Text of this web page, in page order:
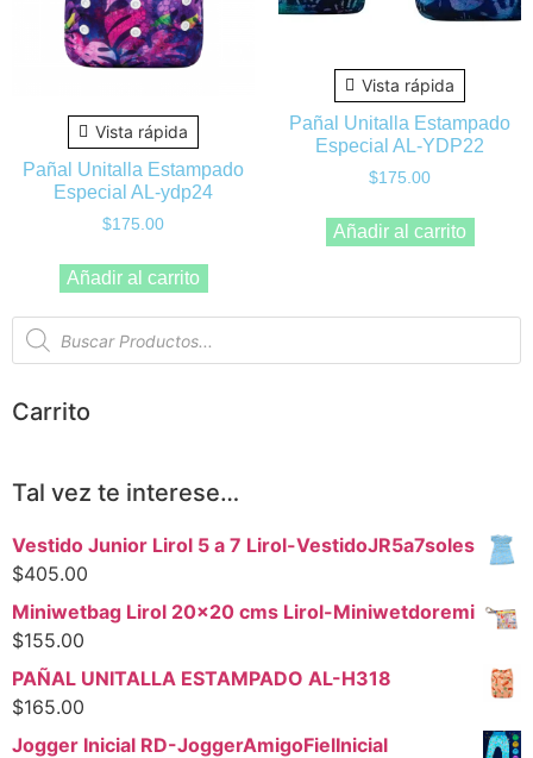
Vista rápida
Pañal Unitalla Estampado
Especial AL-ydp24
$175.00
Añadir al carrito
Vista rápida
Pañal Unitalla Estampado
Especial AL-YDP22
$175.00
Añadir al carrito
Carrito
Tal vez te interese…
Vestido Junior Lirol 5 a 7 Lirol-VestidoJR5a7soles
$405.00
Miniwetbag Lirol 20x20 cms Lirol-Miniwetdoremi
$155.00
PAÑAL UNITALLA ESTAMPADO AL-H318
$165.00
Jogger Inicial RD-JoggerAmigoFielInicial